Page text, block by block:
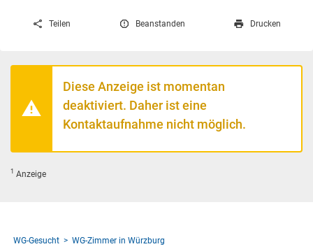
Teilen Beanstanden Drucken
Diese Anzeige ist momentan
deaktiviert. Daher ist eine
Kontaktaufnahme nicht möglich.
1 Anzeige
WG-Gesucht
WG-Zimmer in Würzburg